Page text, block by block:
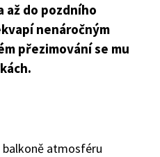
až do pozdního
nenáročným
přezimování se mu
atmosféru